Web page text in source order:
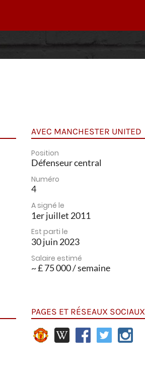
AVEC MANCHESTER UNITED
Position
Défenseur central
Numéro
4
A signé le
1er juillet 2011
Est parti le
30 juin 2023
Salaire estimé
~ £ 75 000 / semaine
PAGES ET RÉSEAUX SOCIAUX